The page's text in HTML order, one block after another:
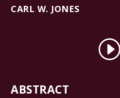
CARL W. JONES
ABSTRACT